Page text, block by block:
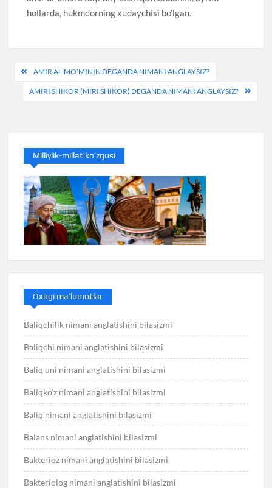
hollarda, hukmdorning xudaychisi bo’lgan.
Post
menyusi
AMIR AL-MO’MININ DEGANDA NIMANI ANGLAYSIZ?
AMIRI SHIKOR (MIRI SHIKOR) DEGANDA NIMANI ANGLAYSIZ?
Milliylik-millat ko’zgusi
Oxirgi ma’lumotlar
Baliqchilik nimani anglatishini bilasizmi
Baliqchi nimani anglatishini bilasizmi
Baliq uni nimani anglatishini bilasizmi
Baliqko’z nimani anglatishini bilasizmi
Baliq nimani anglatishini bilasizmi
Balans nimani anglatishini bilasizmi
Bakterioz nimani anglatishini bilasizmi
Bakteriolog nimani anglatishini bilasizmi